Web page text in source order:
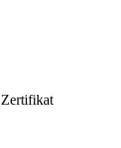
Zertifikat